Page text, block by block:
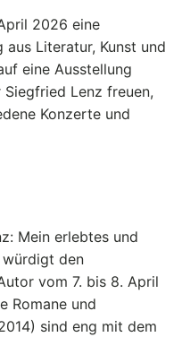
2026 eine
Literatur, Kunst und
eine Ausstellung
Lenz freuen,
Konzerte und
Mein erlebtes und
würdigt den
vom 7. bis 8. April
Romane und
sind eng mit dem